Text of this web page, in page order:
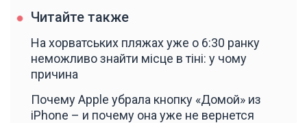
Читайте также
На хорватських пляжах уже о 6:30 ранку
неможливо знайти місце в тіні: у чому
причина
Почему Apple убрала кнопку «Домой» из
iPhone – и почему она уже не вернется